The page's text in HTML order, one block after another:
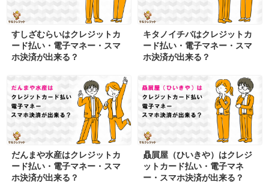
すしざむらいはクレジットカ
ード払い・電子マネー・スマ
ホ決済が出来る？
キタノイチバはクレジットカ
ード払い・電子マネー・スマ
ホ決済が出来る？
だんまや水産はクレジットカ
ード払い・電子マネー・スマ
ホ決済が出来る？
贔屓屋（ひいきや）はクレジ
ットカード払い・電子マネ
ー・スマホ決済が出来る？